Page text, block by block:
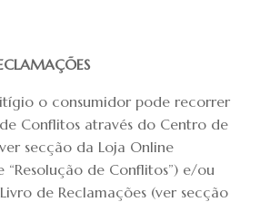
o consumidor pode recorrer
Conflitos através do Centro de
secção da Loja Online
“Resolução de Conflitos”) e/ou
de Reclamações (ver secção